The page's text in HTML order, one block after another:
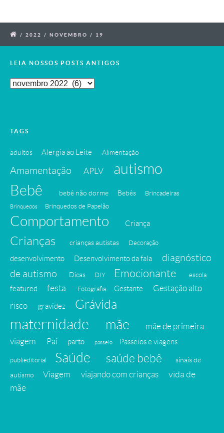
/ 2022 / NOVEMBRO / 19
LEIA NOSSOS POSTS ANTIGOS
Leia
TAGS
adultos Alergia ao Leite Alimentação
Amamentação APLV
autismo
Bebê
bebê não dorme Bebês Brincadeiras
Brinquedos Brinquedos de Papelão
Comportamento Criança
Crianças crianças autistas Decoração
desenvolvimento Desenvolvimento da fala
diagnóstico
de autismo
Dicas DIY Emocionante escola
featured festa Fotografia Gestante
Gestação alto
risco
gravidez Grávida
maternidade mãe
mãe de primeira
viagem
Pai parto passeio Passeios e viagens
publieditorial Saúde saúde bebê
sinais de
autismo
Viagem viajando com crianças
vida de
mãe